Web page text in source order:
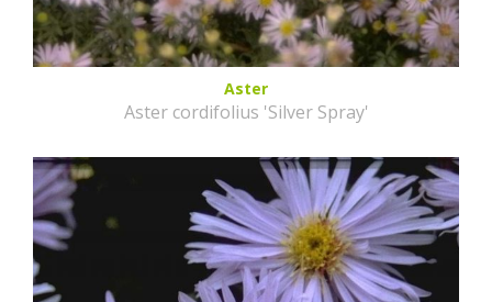
Aster
Aster cordifolius 'Silver Spray'